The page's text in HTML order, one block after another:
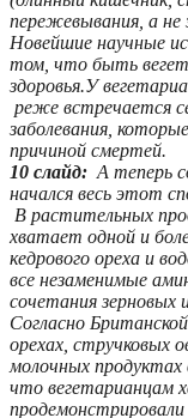
пережевывания, а не
Новейшие научные
том, что быть
здоровья.У
реже встречается
заболевания,
причиной смертей.
10 слайд: А теперь
начался весь этот
В растительных
хватает одной и
кедрового ореха и
все незаменимые
сочетания зерновых
Cогласно
орехах, стручковых
молочных
что вегетарианцам
продемонстрировали